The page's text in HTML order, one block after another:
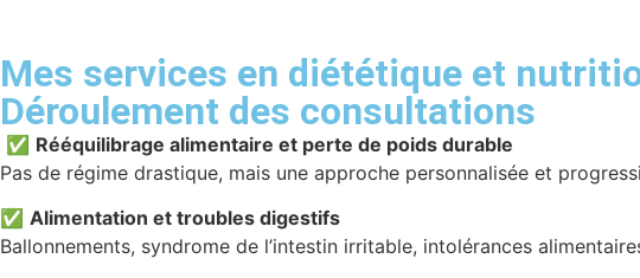
Mes services en diététique et
Déroulement des consultations
✅ Rééquilibrage alimentaire et perte de poids durable
Pas de régime drastique, mais une approche personnalisée et
✅ Alimentation et troubles digestifs
Ballonnements, syndrome de l’intestin irritable, intolérances